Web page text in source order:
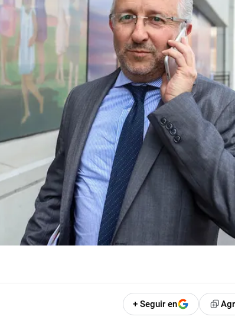
+ Seguir en